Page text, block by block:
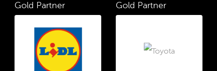
Gold Partner Gold Partner